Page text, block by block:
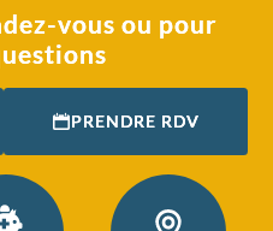
vous ou pour
PRENDRE RDV